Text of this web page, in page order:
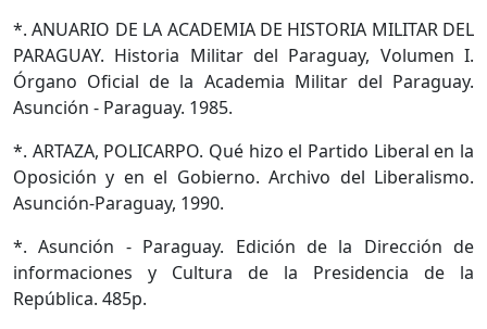
*. ANUARIO DE LA ACADEMIA DE HISTORIA MILITAR DEL
PARAGUAY. Historia Militar del Paraguay, Volumen I.
Órgano Oficial de la Academia Militar del Paraguay.
Asunción - Paraguay. 1985.
*. ARTAZA, POLICARPO. Qué hizo el Partido Liberal en la
Oposición y en el Gobierno. Archivo del Liberalismo.
Asunción-Paraguay, 1990.
*. Asunción - Paraguay. Edición de la Dirección de
informaciones y Cultura de la Presidencia de la
República. 485p.